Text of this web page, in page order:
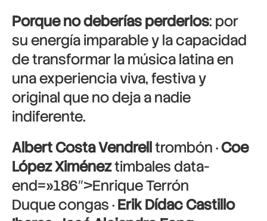
Porque no deberías perderlos: por
su energía imparable y la capacidad
de transformar la música latina en
una experiencia viva, festiva y
original que no deja a nadie
indiferente.
Albert Costa Vendrelltrombón ·Coe
López Ximéneztimbales data-
end=»186″>Enrique Terrón
Duque congas ·Erik Dídac Castillo